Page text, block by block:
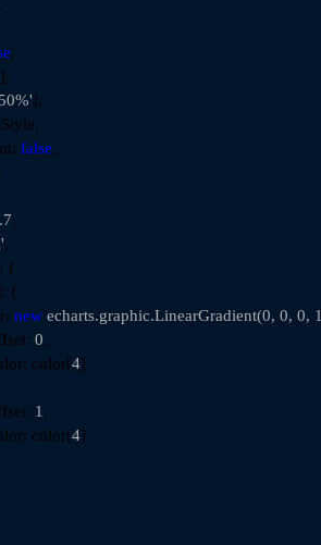
,
],
],
false,
,
,
{
{
new echarts.graphic.LinearGradient(0, 0, 0, 1
0,
color: color[
4]
1 ,
color: color[
4]